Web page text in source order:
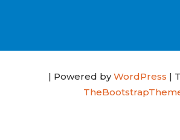
| Powered byWordPress |